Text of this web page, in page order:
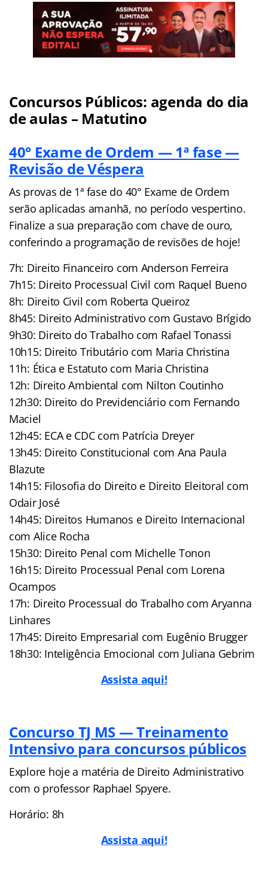
Concursos Públicos: agenda do dia
de aulas – Matutino
40° Exame de Ordem — 1ª fase —
Revisão de Véspera
As provas de 1ª fase do 40° Exame de Ordem
serão aplicadas amanhã, no período vespertino.
Finalize a sua preparação com chave de ouro,
conferindo a programação de revisões de hoje!
7h: Direito Financeiro com Anderson Ferreira
7h15: Direito Processual Civil com Raquel Bueno
8h: Direito Civil com Roberta Queiroz
8h45: Direito Administrativo com Gustavo Brígido
9h30: Direito do Trabalho com Rafael Tonassi
10h15: Direito Tributário com Maria Christina
11h: Ética e Estatuto com Maria Christina
12h: Direito Ambiental com Nilton Coutinho
12h30: Direito do Previdenciário com Fernando
Maciel
12h45: ECA e CDC com Patrícia Dreyer
13h45: Direito Constitucional com Ana Paula
Blazute
14h15: Filosofia do Direito e Direito Eleitoral com
Odair José
14h45: Direitos Humanos e Direito Internacional
com Alice Rocha
15h30: Direito Penal com Michelle Tonon
16h15: Direito Processual Penal com Lorena
Ocampos
17h: Direito Processual do Trabalho com Aryanna
Linhares
17h45: Direito Empresarial com Eugênio Brugger
18h30: Inteligência Emocional com Juliana Gebrim
Assista aqui!
Concurso TJ MS — Treinamento
Intensivo para concursos públicos
Explore hoje a matéria de Direito Administrativo
com o professor Raphael Spyere.
Horário: 8h
Assista aqui!